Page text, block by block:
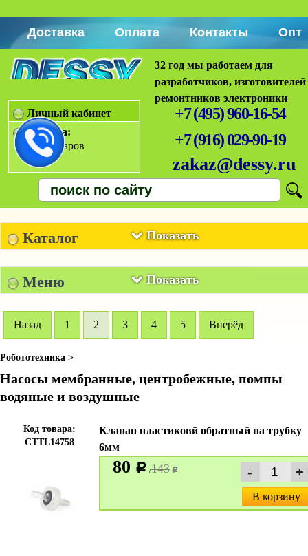
Доставка Оплата Контакты Опт
32 год мы работаем для
разработчиков,
ремонтников электроники
+7 (495) 960-16-54
+7 (916) 029-90-19
zakaz@dessy.ru
Личный кабинет
Корзина:
Нет товаров
Показать
Каталог
Показать
Меню
Hазад 1 2 3 4 5 Вперёд
Робототехника >
Насосы мембранные, центробежные, помпы
водяные и воздушные
Код товара:
CTTL14758
Клапан пластиковй обратный на трубку
6мм
80 c /143 c
В корзину